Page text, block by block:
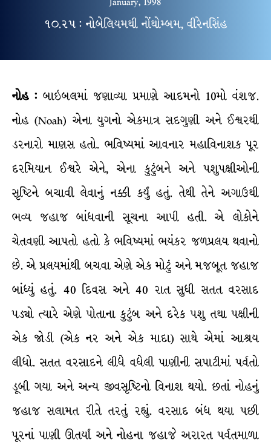
૧૦.૨૫ : નોબેલિયમથી નોંથોમ્બમ, વીરેનસિંહ
નોહ : બાઇબલમાં જણાવ્યા પ્રમાણે આદમનો 10મો વંશજ.
નોહ (Noah) એના યુગનો એકમાત્ર સદગુણી અને ઈશ્વરથી
ડરનારો માણસ હતો. ભવિષ્યમાં આવનાર મહાવિનાશક પૂર
દરમિયાન ઈશ્વરે એને, એના કુટુંબને અને પશુપક્ષીઓની
સૃષ્ટિને બચાવી લેવાનું નક્કી કર્યું હતું. તેથી તેને અગાઉથી
ભવ્ય જહાજ બાંધવાની સૂચના આપી હતી. એ લોકોને
ચેતવણી આપતો હતો કે ભવિષ્યમાં ભયંકર જળપ્રલય થવાનો
છે. એ પ્રલયમાંથી બચવા એણે એક મોટું અને મજબૂત જહાજ
બાંધ્યું હતું. 40 દિવસ અને 40 રાત સુધી સતત વરસાદ
પડ્યો ત્યારે એણે પોતાના કુટુંબ અને દરેક પશુ તથા પક્ષીની
એક જોડી (એક નર અને એક માદા) સાથે એમાં આશ્રય
લીધો. સતત વરસાદને લીધે વધેલી પાણીની સપાટીમાં પર્વતો
ડૂબી ગયા અને અન્ય જીવસૃષ્ટિનો વિનાશ થયો. છતાં નોહનું
જહાજ સલામત રીતે તરતું રહ્યું. વરસાદ બંધ થયા પછી
પૂરનાં પાણી ઊતર્યાં અને નોહના જહાજે અરારત પર્વતમાળા